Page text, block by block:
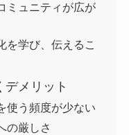
ミュニティが広が
を学び、伝えるこ
デメリット
使う頻度が少ない
の厳しさ